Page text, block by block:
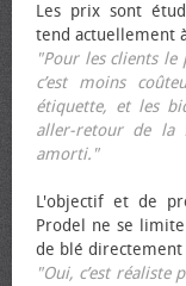
Les prix sont
tend actuellement
"Pour les clients
c’est moins
étiquette, et les
aller-retour de la
amorti."
L'objectif et de
Prodel ne se
de blé
"Oui, c’est réaliste